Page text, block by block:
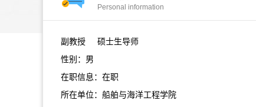
Personal information
副教授
硕士生导师
性别：男
在职信息：在职
所在单位：船舶与海洋工程学院